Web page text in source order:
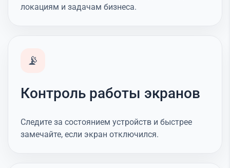
локациям и задачам бизнеса.
📡
Контроль работы экранов
Следите за состоянием устройств и быстрее
замечайте, если экран отключился.